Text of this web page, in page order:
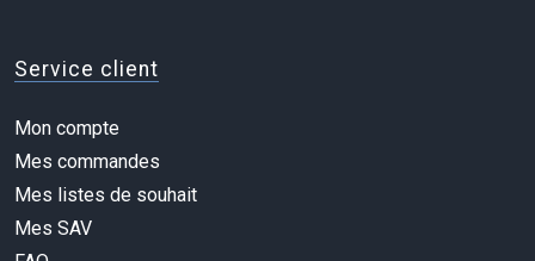
Service client
Mon compte
Mes commandes
Mes listes de souhait
Mes SAV